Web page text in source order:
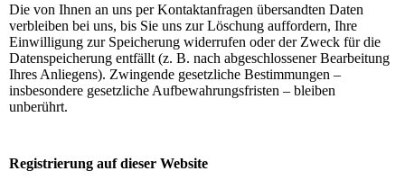
Die von Ihnen an uns per Kontaktanfragen übersandten Daten
verbleiben bei uns, bis Sie uns zur Löschung auffordern, Ihre
Einwilligung zur Speicherung widerrufen oder der Zweck für die
Datenspeicherung entfällt (z. B. nach abgeschlossener Bearbeitung
Ihres Anliegens). Zwingende gesetzliche Bestimmungen –
insbesondere gesetzliche Aufbewahrungsfristen – bleiben
unberührt.
Registrierung auf dieser Website